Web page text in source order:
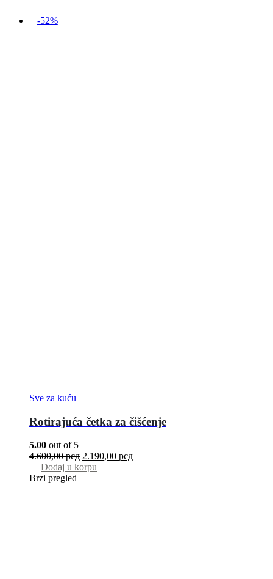
-52%
Sve za kuću
Rotirajuća četka za čišćenje
5.00 out of 5
4.600,00рсд 2.190,00 рсд
Dodaj u korpu
Brzi pregled